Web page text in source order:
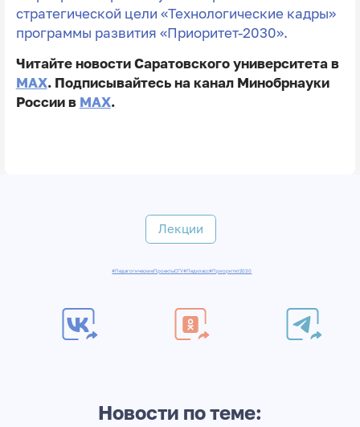
стратегической цели «Технологические кадры»
программы развития «Приоритет-2030».
Читайте новости Саратовского университета в
MAX. Подписывайтесь на канал Минобрнауки
России в MAX.
Лекции
#ПедагогическиеПроектыСГУ#Педкласс#Приоритет2030
Новости по теме: